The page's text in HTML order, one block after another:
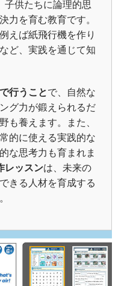
子供たちに論理的思
力を育む教育です。
えば紙飛行機を作り
ど、実践を通じて知
行うことで、自然な
グ力が鍛えられるだ
も養えます。また、
的に使える実践的な
な思考力も育まれま
レッスンは、未来の
きる人材を育成する